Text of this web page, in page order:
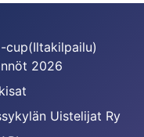
cup(Iltakilpailu)
2026
Uistelijat Ry